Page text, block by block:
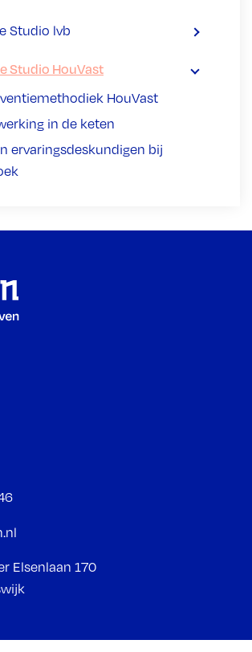
Studio lvb
Studio HouVast
HouVast
in de keten
ervaringsdeskundigen bij
Elsenlaan 170